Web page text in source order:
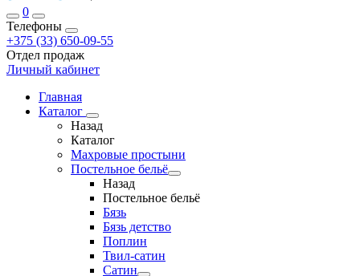
0
Телефоны
+375 (33) 650-09-55
Отдел продаж
Личный кабинет
Главная
Каталог
Назад
Каталог
Махровые простыни
Постельное бельё
Назад
Постельное бельё
Бязь
Бязь детство
Поплин
Твил-сатин
Сатин